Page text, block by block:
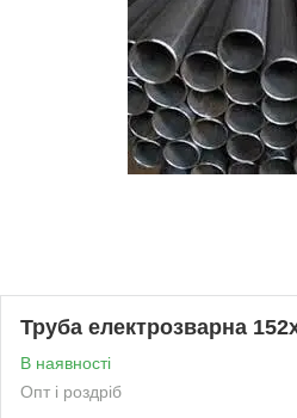
Труба електрозварна
В наявності
Опт і роздріб